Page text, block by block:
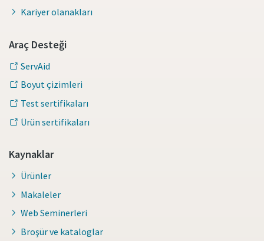
Kariyer olanakları
Araç Desteği
ServAid
Boyut çizimleri
Test sertifikaları
Ürün sertifikaları
Kaynaklar
Ürünler
Makaleler
Web Seminerleri
Broşür ve kataloglar